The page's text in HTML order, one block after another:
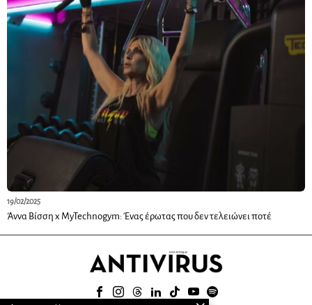
19/02/2025
Άννα Βίσση x MyTechnogym: Ένας έρωτας που δεν τελειώνει ποτέ